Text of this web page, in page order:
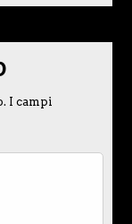
I campi